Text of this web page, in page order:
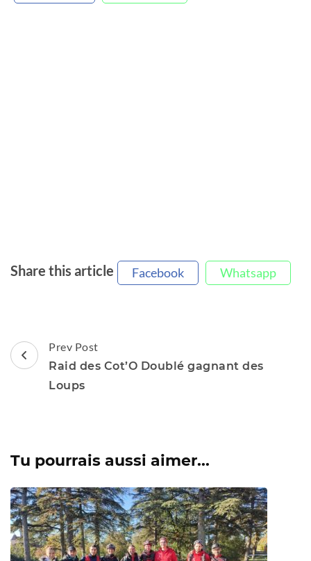
Share this article Facebook Whatsapp
Post
Navigation
Prev Post
Raid des Cot’O Doublé gagnant des
Loups
Tu pourrais aussi aimer...